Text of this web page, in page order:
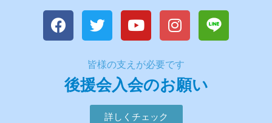
後援会入会のお願い
皆様の支えが必要です
詳しくチェック